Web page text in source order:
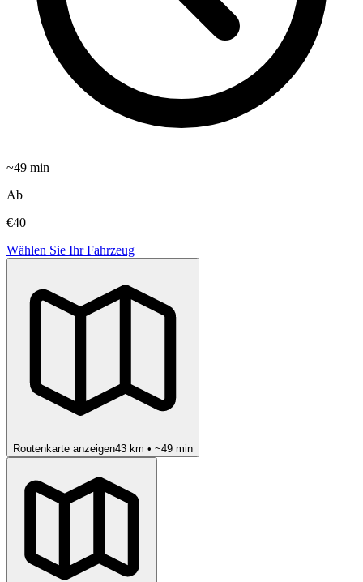
~49 min
Ab
€40
Wählen Sie Ihr Fahrzeug
Routenkarte anzeigen43 km • ~49 min